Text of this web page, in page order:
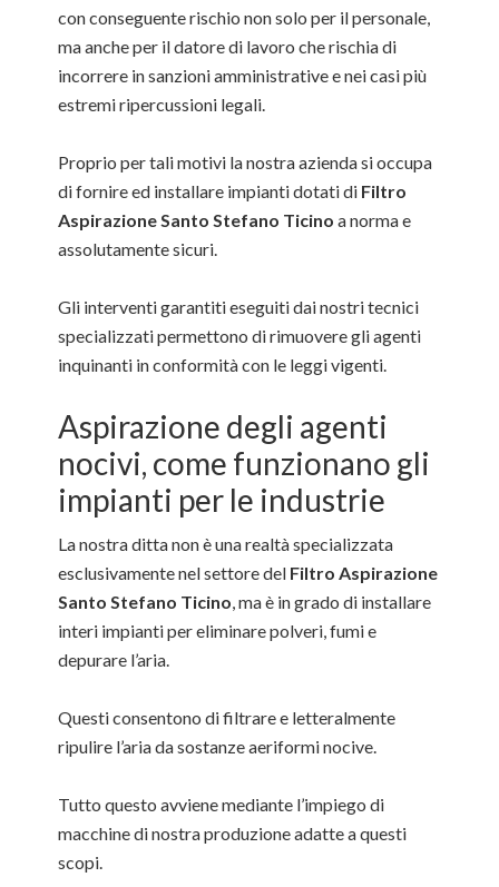
con conseguente rischio non solo per il personale,
ma anche per il datore di lavoro che rischia di
incorrere in sanzioni amministrative e nei casi più
estremi ripercussioni legali.
Proprio per tali motivi la nostra azienda si occupa
di fornire ed installare impianti dotati di Filtro
Aspirazione Santo Stefano Ticino a norma e
assolutamente sicuri.
Gli interventi garantiti eseguiti dai nostri tecnici
specializzati permettono di rimuovere gli agenti
inquinanti in conformità con le leggi vigenti.
Aspirazione degli agenti
nocivi, come funzionano gli
impianti per le industrie
La nostra ditta non è una realtà specializzata
esclusivamente nel settore del Filtro Aspirazione
Santo Stefano Ticino, ma è in grado di installare
interi impianti per eliminare polveri, fumi e
depurare l’aria.
Questi consentono di filtrare e letteralmente
ripulire l’aria da sostanze aeriformi nocive.
Tutto questo avviene mediante l’impiego di
macchine di nostra produzione adatte a questi
scopi.